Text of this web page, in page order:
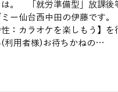
は。 「就労準備型」放課後
ミー仙台西中田の伊藤で
性：カラオケを楽しもう】を
(利用者様)お待ちかねの…